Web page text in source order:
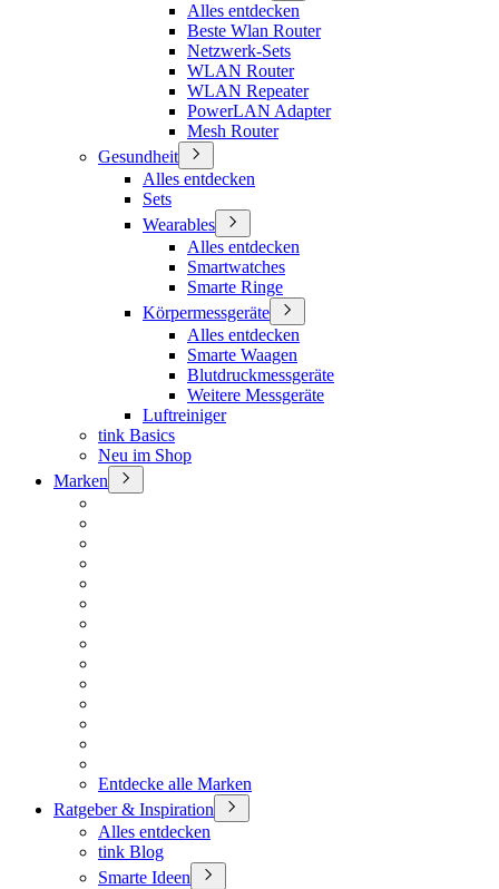
Alles entdecken
Beste Wlan Router
Netzwerk-Sets
WLAN Router
WLAN Repeater
PowerLAN Adapter
Mesh Router
Gesundheit
Alles entdecken
Sets
Wearables
Alles entdecken
Smartwatches
Smarte Ringe
Körpermessgeräte
Alles entdecken
Smarte Waagen
Blutdruckmessgeräte
Weitere Messgeräte
Luftreiniger
tink Basics
Neu im Shop
Marken
Entdecke alle Marken
Ratgeber & Inspiration
Alles entdecken
tink Blog
Smarte Ideen